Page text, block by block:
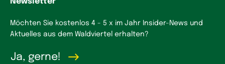
Möchten Sie kostenlos 4 - 5 x im Jahr Insider-News und
Aktuelles aus dem Waldviertel erhalten?
Ja, gerne!